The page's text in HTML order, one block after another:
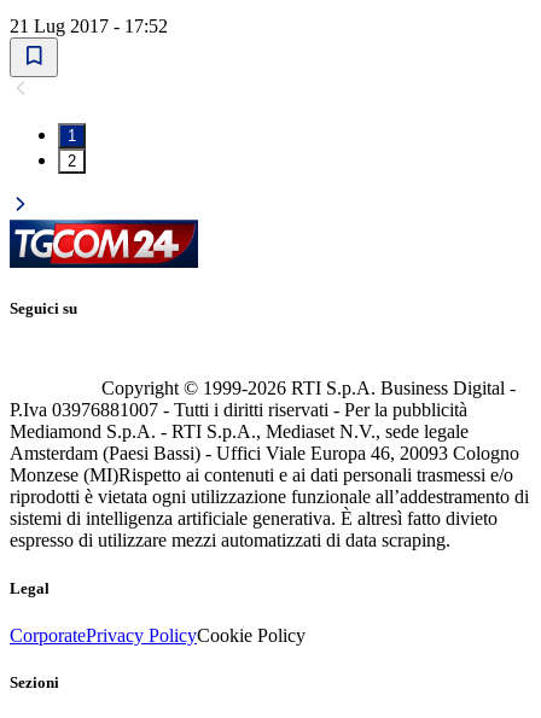
21 Lug 2017 - 17:52
1
2
Seguici su
Copyright © 1999-2026 RTI S.p.A. Business Digital -
P.Iva 03976881007 - Tutti i diritti riservati - Per la pubblicità
Mediamond S.p.A. - RTI S.p.A., Mediaset N.V., sede legale
Amsterdam (Paesi Bassi) - Uffici Viale Europa 46, 20093 Cologno
Monzese (MI)Rispetto ai contenuti e ai dati personali trasmessi e/o
riprodotti è vietata ogni utilizzazione funzionale all’addestramento di
sistemi di intelligenza artificiale generativa. È altresì fatto divieto
espresso di utilizzare mezzi automatizzati di data scraping.
Legal
CorporatePrivacy PolicyCookie Policy
Sezioni